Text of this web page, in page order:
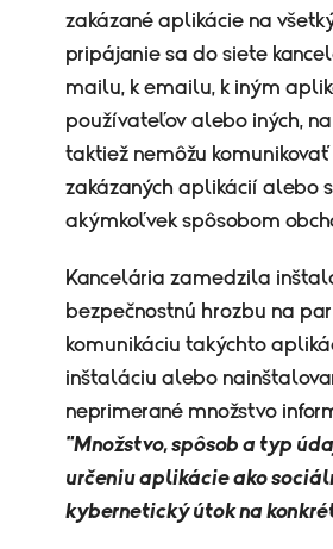
zakázané aplikácie na
pripájanie sa do siete
mailu, k emailu, k iným
používateľov alebo iných,
taktiež nemôžu
zakázaných aplikácií alebo
akýmkoľvek spôsobom
Kancelária zamedzila
bezpečnostnú hrozbu na
komunikáciu takýchto
inštaláciu alebo
neprimerané množstvo
"Množstvo, spôsob a typ
určeniu aplikácie ako
kybernetický útok na